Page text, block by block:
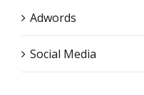
Adwords
Social Media